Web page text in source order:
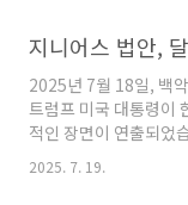
락한 반면, 서클
(Coinbase)와 같이 ..
기대 때문입니다. 하지
는 정반대로, 경제의
서민과 가난한 사람들
안기는 ‘독이 든 성배’
드시 명심해야 합니다
상속세의 급격한 인상
2025년 7월 18일, 백
트럼프 미국 대통령이
적인 장면이 연출되었
'미국 스테이블코인 혁
(Guiding and
2025. 7. 19.